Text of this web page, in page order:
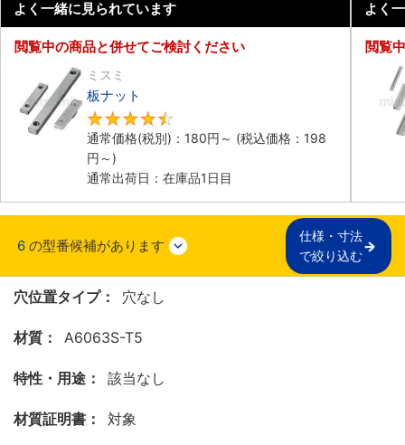
よく一緒に見られています
閲覧中の商品と併せてご検討ください
ミスミ
板ナット
通常価格(税別)： 180円 ～ (税込価格： 198
円 ～)
通常出荷日：在庫品1日目
よく
閲覧
6 の型番候補があります
仕様・寸法
で絞り込む
穴位置タイプ： 穴なし
材質： A6063S-T5
特性・用途： 該当なし
材質証明書： 対象